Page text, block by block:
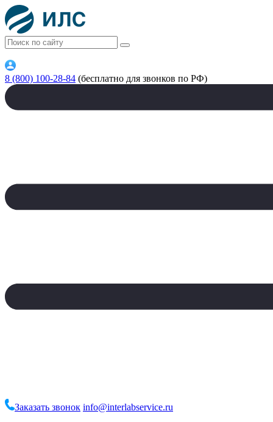
8 (800) 100-28-84 (бесплатно для звонков по РФ)
Заказать звонок info@interlabservice.ru